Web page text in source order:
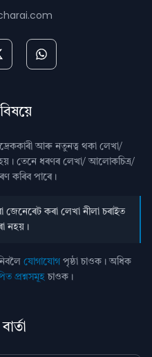
আৰু নতুনত্ব থকা লেখা/
তেনে ধৰণৰ লেখা/ আলোকচিত্ৰ/
কৰিব পাৰে।
জেনেৰেট কৰা লেখা নীলা চৰাইত
নহয়।
যোগাযোগ পৃষ্ঠা চাওক। অধিক
প্ৰশ্নসমূহচাওক।